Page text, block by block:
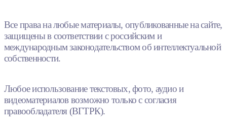
Все права на любые материалы, опубликованные на сайте,
защищены в соответствии с российским и
международным законодательством об интеллектуальной
собственности.
Любое использование текстовых, фото, аудио и
видеоматериалов возможно только с согласия
правообладателя (ВГТРК).